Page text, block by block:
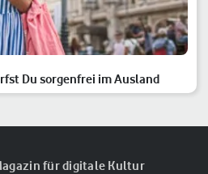
Du sorgenfrei im Ausland
für digitale Kultur